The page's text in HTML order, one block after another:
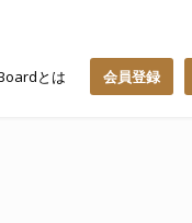
とは 会員登録